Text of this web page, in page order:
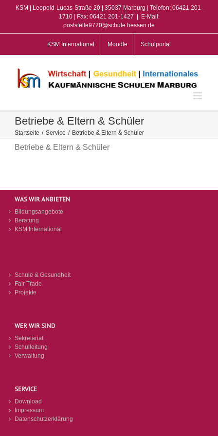
KSM | Leopold-Lucas-Straße 20 | 35037 Marburg | Telefon: 06421 201-
1710 | Fax: 06421 201-1427
E-Mail:
poststelle9720@schule.hessen.de
KSM International Moodle Schulportal
Betriebe & Eltern & Schüler
Startseite / Service / Betriebe & Eltern & Schüler
Betriebe & Eltern & Schüler
WAS WIR ANBIETEN
Bildungsangebote
Beratung
KSM International
Schule & Gesundheit
Fair Trade
Projekte
WER WIR SIND
Sekretariat
Schulleitung
Verwaltung
SERVICE
Download
Impressum
Datenschutzerklärung